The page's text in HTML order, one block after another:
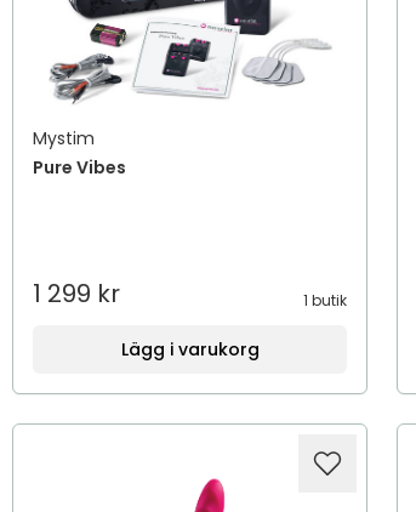
Mystim
Pure Vibes
1 299 kr 1 butik
Lägg i varukorg